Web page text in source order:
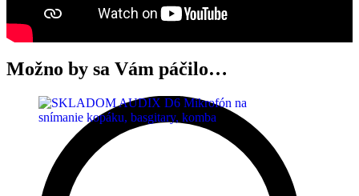
Možno by sa Vám páčilo…